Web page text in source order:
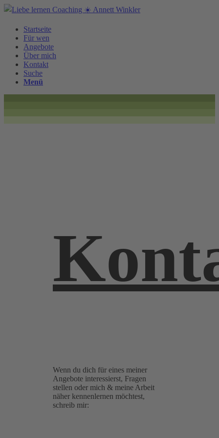
Startseite
Für wen
Angebote
Über mich
Kontakt
Suche
Menü
Wenn du dich für eines meiner
Angebote interessierst, Fragen
stellen oder mich & meine Arbeit
näher kennenlernen möchtest,
schreib mir: